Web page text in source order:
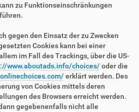
zu Funktionseinschränkungen
gegen den Einsatz der zu Zwecken
Cookies kann bei einer
im Fall des Trackings, über die US-
www.aboutads.info/choices/ oder die
erklärt werden. Des
von Cookies mittels deren
des Browsers erreicht werden.
gegebenenfalls nicht alle